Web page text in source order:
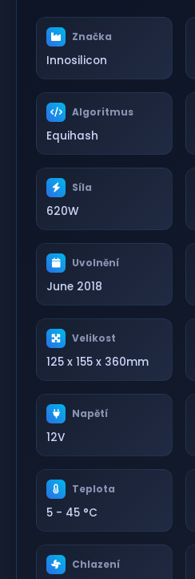
Značka
Innosilicon
Algoritmus
Equihash
Síla
620W
Uvolnění
June 2018
Velikost
125 x 155 x 360mm
Napětí
12V
Teplota
5 - 45 °C
Chlazení